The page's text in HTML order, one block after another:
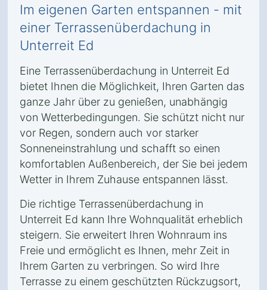
Im eigenen Garten entspannen - mit
einer Terrassenüberdachung in
Unterreit Ed
Eine Terrassenüberdachung in Unterreit Ed
bietet Ihnen die Möglichkeit, Ihren Garten das
ganze Jahr über zu genießen, unabhängig
von Wetterbedingungen. Sie schützt nicht nur
vor Regen, sondern auch vor starker
Sonneneinstrahlung und schafft so einen
komfortablen Außenbereich, der Sie bei jedem
Wetter in Ihrem Zuhause entspannen lässt.
Die richtige Terrassenüberdachung in
Unterreit Ed kann Ihre Wohnqualität erheblich
steigern. Sie erweitert Ihren Wohnraum ins
Freie und ermöglicht es Ihnen, mehr Zeit in
Ihrem Garten zu verbringen. So wird Ihre
Terrasse zu einem geschützten Rückzugsort,